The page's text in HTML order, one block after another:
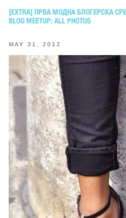
[EXTRA] ПРВА МОДНА БЛОГЕРСКА
BLOG MEETUP: ALL PHOTOS
MAY 31, 2012